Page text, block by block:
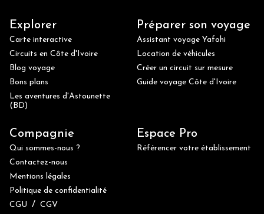
Explorer
Carte interactive
Circuits en Côte d'Ivoire
Blog voyage
Bons plans
Les aventures d'Astounette
(BD)
Préparer son voyage
Assistant voyage Yafohi
Location de véhicules
Créer un circuit sur mesure
Guide voyage Côte d'Ivoire
Compagnie
Qui sommes-nous ?
Contactez-nous
Mentions légales
Politique de confidentialité
CGU / CGV
Espace Pro
Référencer votre établissement